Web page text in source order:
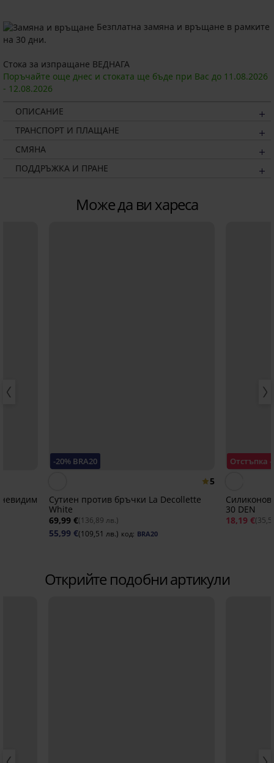
Безплатна замяна и връщане в рамките
на 30 дни.
Стока за изпращане ВЕДНАГА
Поръчайте още днес и стоката ще бъде при Вас до 11.08.2026
- 12.08.2026
ОПИСАНИЕ
ТРАНСПОРТ И ПЛАЩАНЕ
СМЯНА
ПОДДРЪЖКА И ПРАНЕ
Може да ви хареса
-20% BRA20
5
Сутиен против бръчки La Decollette
White
69,99 €(136,89 лв.)
55,99 €(109,51 лв.) код: BRA20
Отстъпка -
30 DEN
18,19 €
Открийте подобни артикули